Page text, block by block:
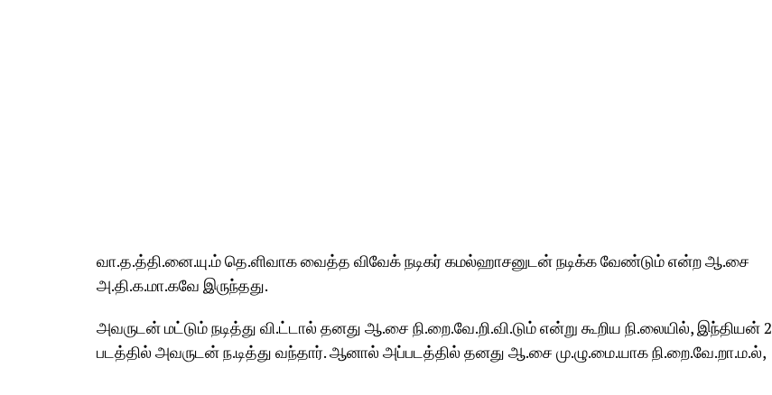
வா.த.த்தி.னை.யு.ம் தெ.ளிவாக வைத்த விவேக் நடிகர் கமல்ஹாசனுடன் நடிக்க வேண்டும் என்ற ஆ.சை
அ.தி.க.மா.கவே இருந்தது.
அவருடன் மட்டும் நடித்து வி.ட்டால் தனது ஆ.சை நி.றை.வே.றி.வி.டும் என்று கூறிய நி.லையில், இந்தியன் 2
படத்தில் அவருடன் ந.டித்து வந்தார். ஆனால் அப்படத்தில் தனது ஆ.சை மு.ழு.மை.யாக நி.றை.வே.றா.ம.ல்,